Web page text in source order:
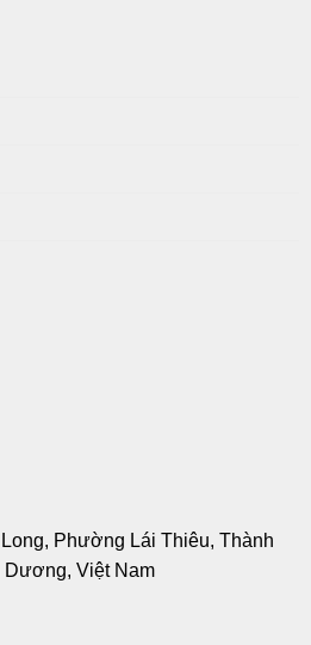
Phường Lái Thiêu, Thành
Dương, Việt Nam